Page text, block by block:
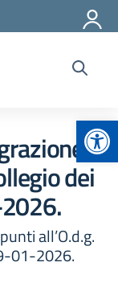
dei
all’O.d.g.
01-2026.